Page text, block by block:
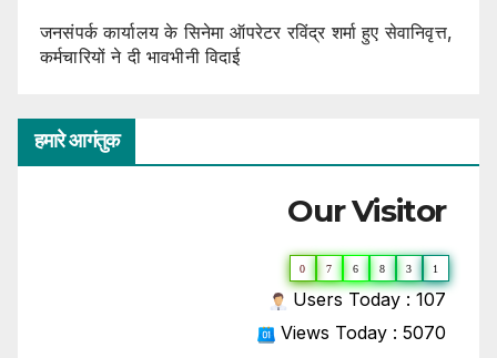
जनसंपर्क कार्यालय के सिनेमा ऑपरेटर रविंद्र शर्मा हुए सेवानिवृत्त,
कर्मचारियों ने दी भावभीनी विदाई
हमारे आगंतुक
Our Visitor
0 7 6 8 3 1
Users Today : 107
Views Today : 5070